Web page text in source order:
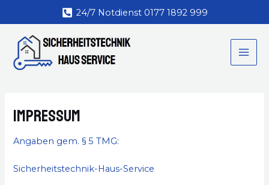
springen
24/7 Notdienst 0177 1892 999
Impressum
Angaben gem. § 5 TMG:
Sicherheitstechnik-Haus-Service